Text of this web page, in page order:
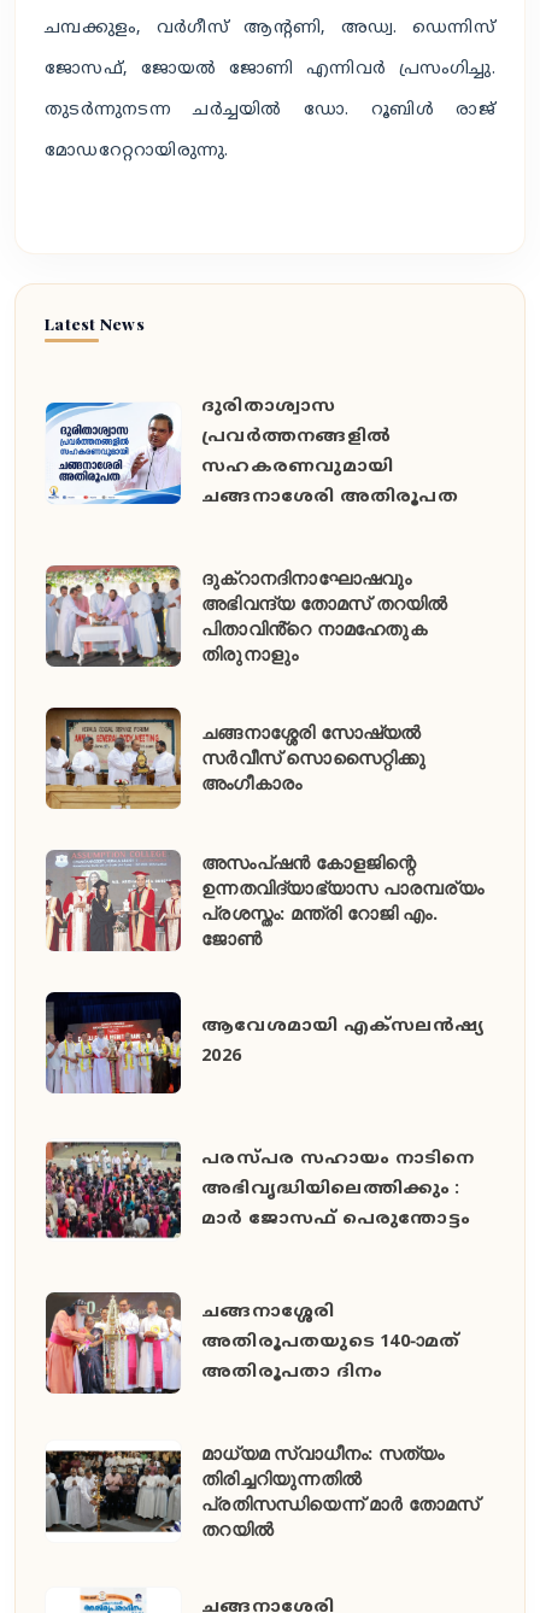
ചമ്പക്കുളം, വർഗീസ് ആൻ്റണി, അഡ്വ. ഡെന്നിസ്
ജോസഫ്, ജോയൽ ജോണി എന്നിവർ പ്രസംഗിച്ചു.
തുടർന്നുനടന്ന ചർച്ചയിൽ ഡോ. റൂബിൾ രാജ്
മോഡറേറ്ററായിരുന്നു.
Latest News
ദുരിതാശ്വാസ
പ്രവർത്തനങ്ങളിൽ
സഹകരണവുമായി
ചങ്ങനാശേരി അതിരൂപത
ദുക്റാനദിനാഘോഷവും
അഭിവന്ദ്യ തോമസ് തറയിൽ
പിതാവിൻ്റെ നാമഹേതുക
തിരുനാളും
ചങ്ങനാശ്ശേരി സോഷ്യൽ
സർവീസ് സൊസൈറ്റിക്കു
അംഗീകാരം
അസംപ്ഷൻ കോളജിന്റെ
ഉന്നതവിദ്യാഭ്യാസ പാരമ്പര്യം
പ്രശസ്തം: മന്ത്രി റോജി എം.
ജോൺ
ആവേശമായി എക്സലൻഷ്യ
2026
പരസ്പര സഹായം നാടിനെ
അഭിവൃദ്ധിയിലെത്തിക്കും :
മാർ ജോസഫ് പെരുന്തോട്ടം
ചങ്ങനാശ്ശേരി
അതിരൂപതയുടെ 140-ാമത്
അതിരൂപതാ ദിനം
മാധ്യമ സ്വാധീനം: സത്യം
തിരിച്ചറിയുന്നതിൽ
പ്രതിസന്ധിയെന്ന് മാർ തോമസ്
തറയിൽ
ചങ്ങനാശേരി